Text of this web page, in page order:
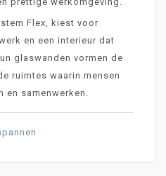
Flex, kiest voor
en een interieur dat
glaswanden vormen de
ruimtes waarin mensen
en samenwerken.